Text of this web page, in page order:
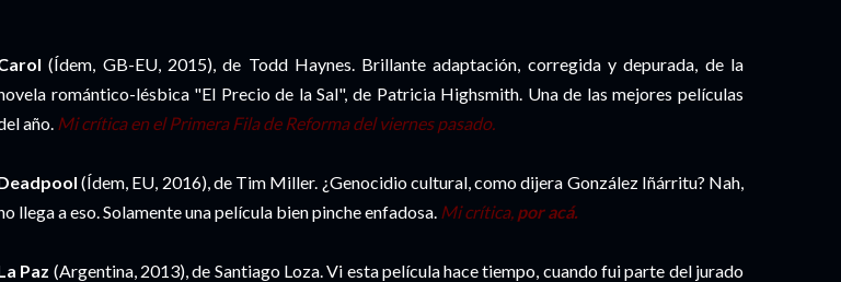
(Ídem, GB-EU, 2015), de Todd Haynes. Brillante adaptación, corregida y depurada, de la
romántico-lésbica "El Precio de la Sal", de Patricia Highsmith. Una de las mejores películas
año. Mi crítica en el Primera Fila de Reforma del viernes pasado.
(Ídem, EU, 2016), de Tim Miller. ¿Genocidio cultural, como dijera González Iñárritu? Nah,
llega a eso. Solamente una película bien pinche enfadosa. Mi crítica, por acá.
Paz (Argentina, 2013), de Santiago Loza. Vi esta película hace tiempo, cuando fui parte del jurado